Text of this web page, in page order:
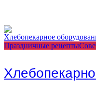
Праздничные рецепты